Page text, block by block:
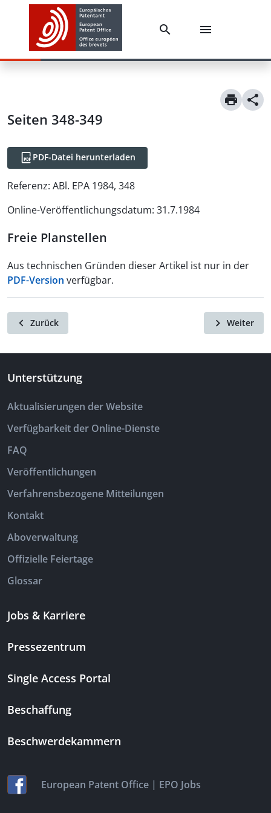
Seiten 348-349
PDF-Datei herunterladen
Referenz: ABl. EPA 1984, 348
Online-Veröffentlichungsdatum: 31.7.1984
Freie Planstellen
Aus technischen Gründen dieser Artikel ist nur in der
PDF-Version verfügbar.
Zurück Weiter
Unterstützung
Aktualisierungen der Website
Verfügbarkeit der Online-Dienste
FAQ
Veröffentlichungen
Verfahrensbezogene Mitteilungen
Kontakt
Aboverwaltung
Offizielle Feiertage
Glossar
Jobs & Karriere
Pressezentrum
Single Access Portal
Beschaffung
Beschwerdekammern
European Patent Office | EPO Jobs